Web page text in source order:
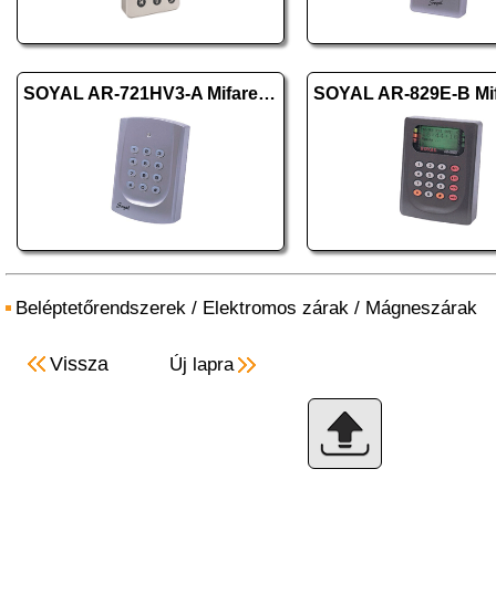
SOYAL AR-721HV3-A Mifare ezüst
Beléptetőrendszerek / Elektromos zárak / Mágneszárak
Vissza Új lapra